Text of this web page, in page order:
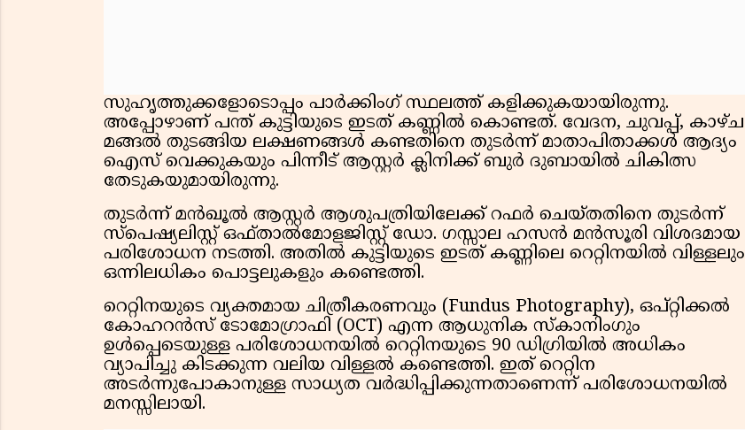
സുഹൃത്തുക്കളോടൊപ്പം പാര്‍ക്കിംഗ് സ്ഥലത്ത് കളിക്കുകയായിരുന്നു.
അപ്പോഴാണ് പന്ത് കുട്ടിയുടെ ഇടത് കണ്ണില്‍ കൊണ്ടത്. വേദന, ചുവപ്പ്, കാഴ്ച
മങ്ങല്‍ തുടങ്ങിയ ലക്ഷണങ്ങള്‍ കണ്ടതിനെ തുടര്‍ന്ന് മാതാപിതാക്കള്‍ ആദ്യം
ഐസ് വെക്കുകയും പിന്നീട് ആസ്റ്റര്‍ ക്ലിനിക്ക് ബുര്‍ ദുബായില്‍ ചികിത്സ
തേടുകയുമായിരുന്നു.
തുടര്‍ന്ന് മൻഖൂൽ ആസ്റ്റർ ആശുപത്രിയിലേക്ക് റഫര്‍ ചെയ്തതിനെ തുടര്‍ന്ന്
സ്‌പെഷ്യലിസ്റ്റ് ഒഫ്താല്‍മോളജിസ്റ്റ് ഡോ. ഗസ്സാല ഹസന്‍ മന്‍സൂരി വിശദമായ
പരിശോധന നടത്തി. അതില്‍ കുട്ടിയുടെ ഇടത് കണ്ണിലെ റെറ്റിനയില്‍ വിള്ളലും
ഒന്നിലധികം പൊട്ടലുകളും കണ്ടെത്തി.
റെറ്റിനയുടെ വ്യക്തമായ ചിത്രീകരണവും (Fundus Photography), ഒപ്റ്റിക്കല്‍
കോഹറന്‍സ് ടോമോഗ്രാഫി (OCT) എന്ന ആധുനിക സ്‌കാനിംഗും
ഉള്‍പ്പെടെയുള്ള പരിശോധനയില്‍ റെറ്റിനയുടെ 90 ഡിഗ്രിയില്‍ അധികം
വ്യാപിച്ചു കിടക്കുന്ന വലിയ വിള്ളല്‍ കണ്ടെത്തി. ഇത് റെറ്റിന
അടര്‍ന്നുപോകാനുള്ള സാധ്യത വര്‍ദ്ധിപ്പിക്കുന്നതാണെന്ന് പരിശോധനയില്‍
മനസ്സിലായി.